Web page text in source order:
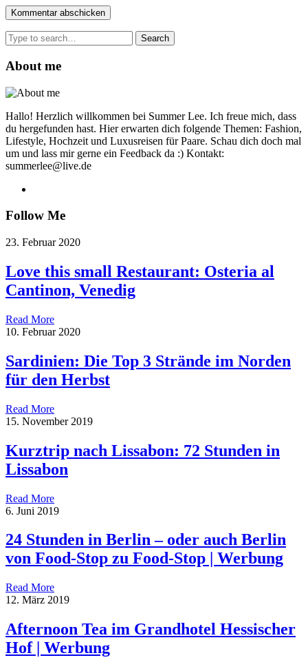
Search
for:
About me
Hallo! Herzlich willkommen bei Summer Lee. Ich freue mich, dass
du hergefunden hast. Hier erwarten dich folgende Themen: Fashion,
Lifestyle, Hochzeit und Luxusreisen für Paare. Schau dich doch mal
um und lass mir gerne ein Feedback da :) Kontakt:
summerlee@live.de
Follow Me
23. Februar 2020
Love this small Restaurant: Osteria al
Cantinon, Venedig
Read More
10. Februar 2020
Sardinien: Die Top 3 Strände im Norden
für den Herbst
Read More
15. November 2019
Kurztrip nach Lissabon: 72 Stunden in
Lissabon
Read More
6. Juni 2019
24 Stunden in Berlin – oder auch Berlin
von Food-Stop zu Food-Stop | Werbung
Read More
12. März 2019
Afternoon Tea im Grandhotel Hessischer
Hof | Werbung